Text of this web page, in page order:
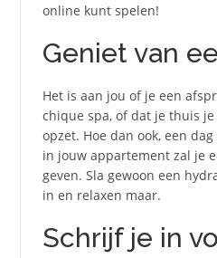
online kunt spelen!
Geniet van
Het is aan jou of je een
chique spa, of dat je thuis
opzet. Hoe dan ook, een
in jouw appartement zal je
geven. Sla gewoon een
in en relaxen maar.
Schrijf je in